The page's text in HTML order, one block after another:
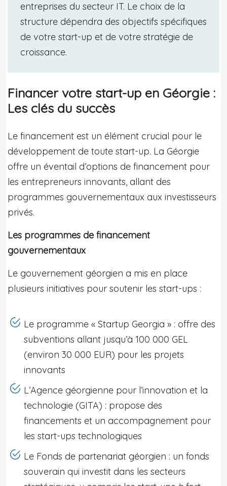
entreprises du secteur IT. Le choix de la
structure dépendra des objectifs spécifiques
de votre start-up et de votre stratégie de
croissance.
Financer votre start-up en Géorgie :
Les clés du succès
Le financement est un élément crucial pour le
développement de toute start-up. La Géorgie
offre un éventail d’options de financement pour
les entrepreneurs innovants, allant des
programmes gouvernementaux aux investisseurs
privés.
Les programmes de financement
gouvernementaux
Le gouvernement géorgien a mis en place
plusieurs initiatives pour soutenir les start-ups :
Le programme « Startup Georgia » : offre des
subventions allant jusqu’à 100 000 GEL
(environ 30 000 EUR) pour les projets
innovants
L’Agence géorgienne pour l’innovation et la
technologie (GITA) : propose des
financements et un accompagnement pour
les start-ups technologiques
Le Fonds de partenariat géorgien : un fonds
souverain qui investit dans les secteurs